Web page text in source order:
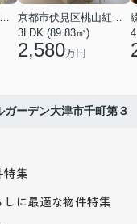
3LDK (89.83㎡)
2,580万円
ーデン大津市千町第３
特集
しに最適な物件特集